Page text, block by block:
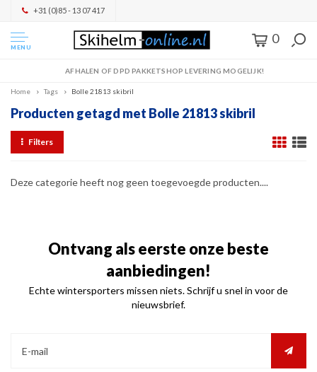
+31 (0)85 - 13 07 417
MENU
0
AFHALEN OF DPD PAKKETSHOP LEVERING MOGELIJK!
Home Tags Bolle 21813 skibril
Producten getagd met Bolle 21813 skibril
Filters
Deze categorie heeft nog geen toegevoegde producten....
Ontvang als eerste onze beste
aanbiedingen!
Echte wintersporters missen niets. Schrijf u snel in voor de
nieuwsbrief.